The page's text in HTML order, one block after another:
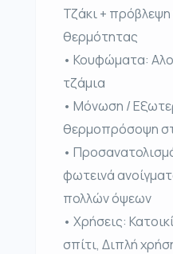
Τζάκι + πρόβλεψη
θερμότητας
• Κουφώματα:
τζάμια
• Μόνωση /
θερμοπρόσοψη
•
φωτεινά
πολλών όψεων
• Χρήσεις:
σπίτι, Διπλή